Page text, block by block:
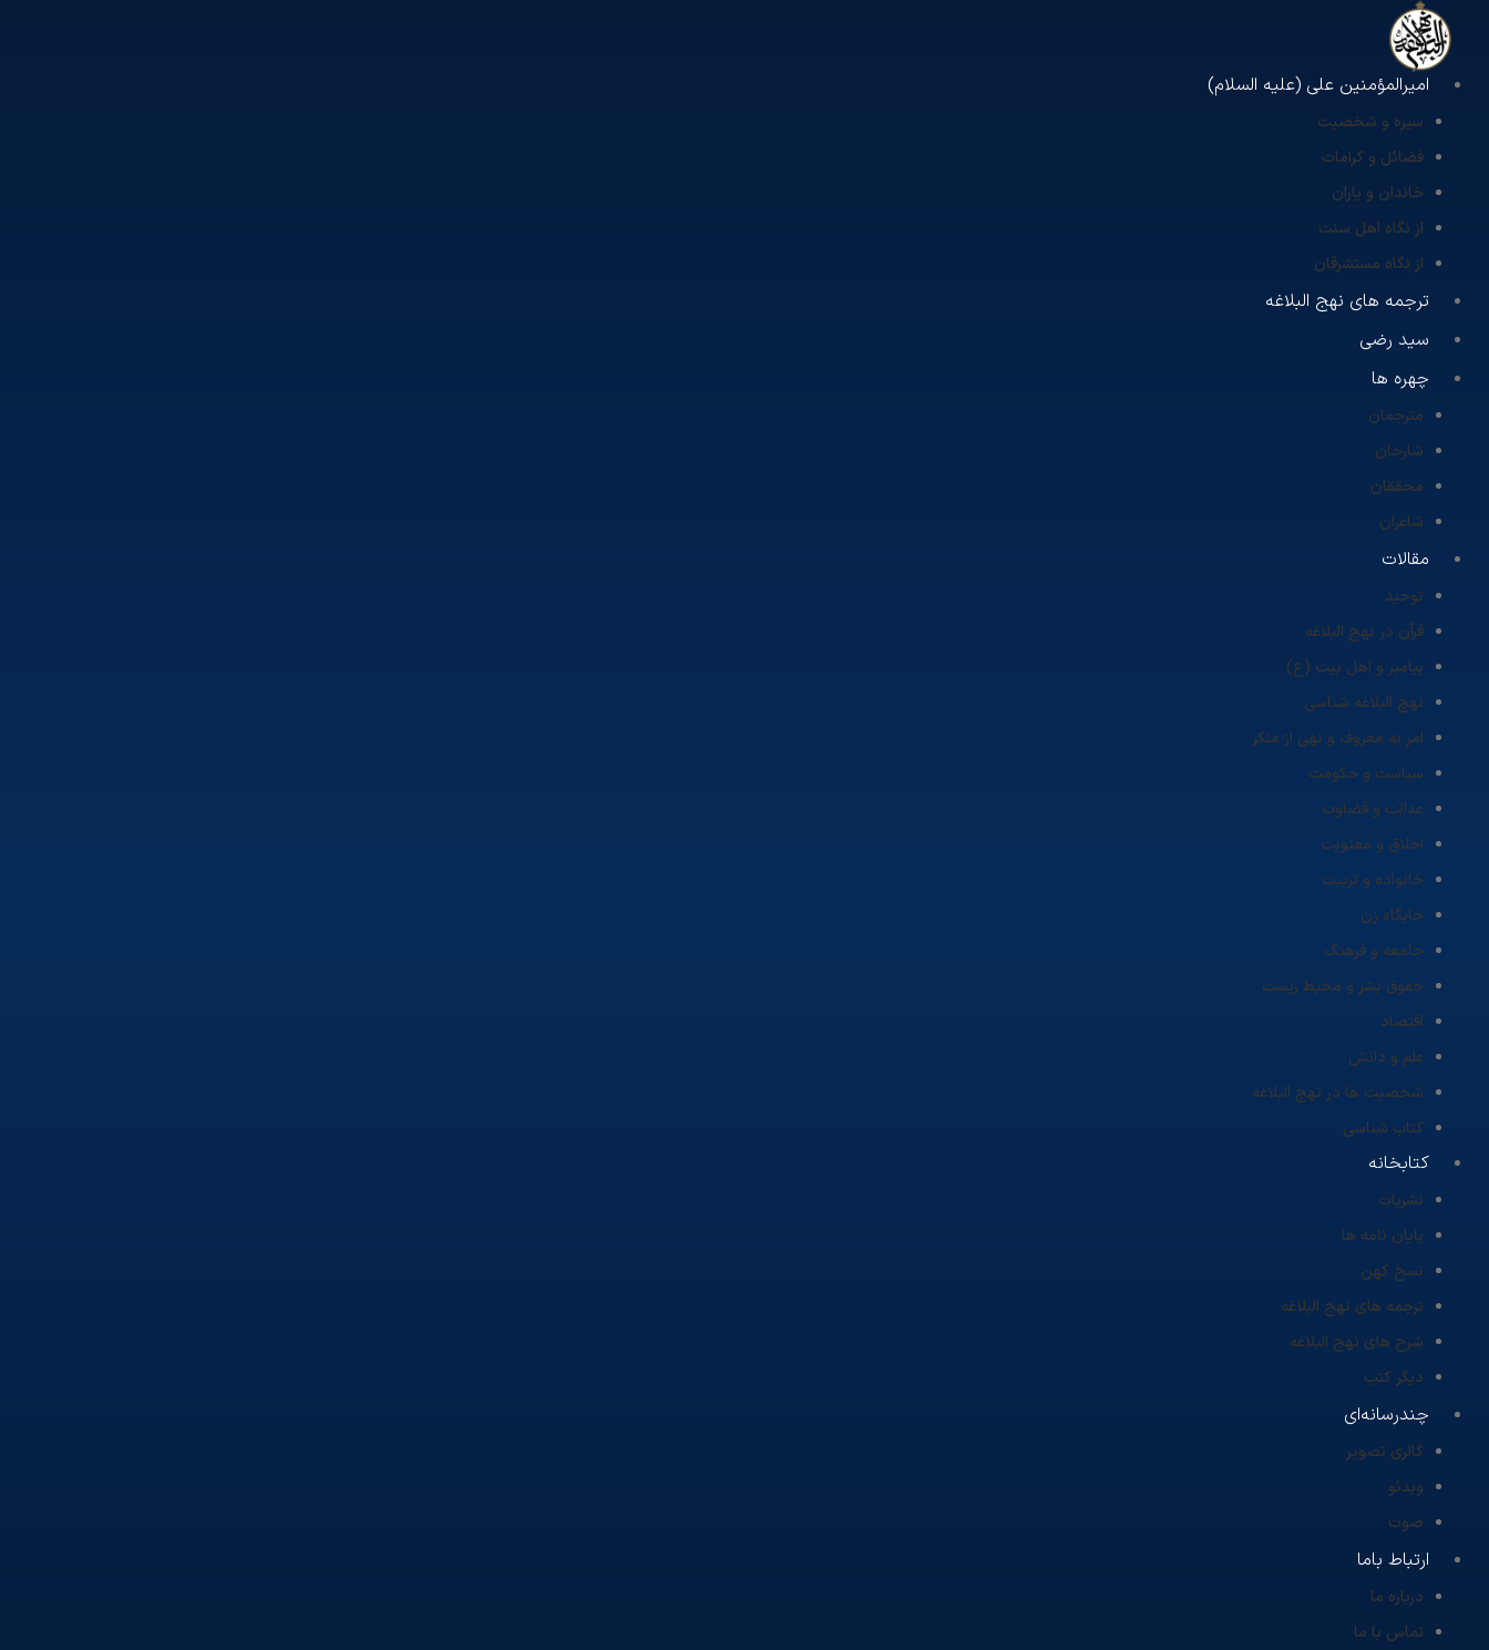
امیرالمؤمنین علی (علیه السلام)
سیره و شخصیت
فضائل و کرامات
خاندان و یاران
از نگاه اهل سنت
از نگاه مستشرقان
ترجمه های نهج البلاغه
سید رضی
چهره ها
مترجمان
شارحان
محققان
شاعران
مقالات
توحید
قرآن در نهج البلاغه
پیامبر و اهل بیت (ع)
نهج البلاغه شناسی
امر به معروف و نهی از منکر
سیاست و حکومت
عدالت و قضاوت
اخلاق و معنویت
خانواده و تربیت
جایگاه زن
جامعه و فرهنگ
حقوق بشر و محیط زیست
اقتصاد
علم و دانش
شخصیت ها در نهج البلاغه
کتاب شناسی
کتابخانه
نشریات
پایان نامه ها
نسخ کهن
ترجمه های نهج البلاغه
شرح های نهج البلاغه
دیگر کتب
چندرسانه‌ای
گالری تصویر
ویدئو
صوت
ارتباط باما
درباره ما
تماس با ما